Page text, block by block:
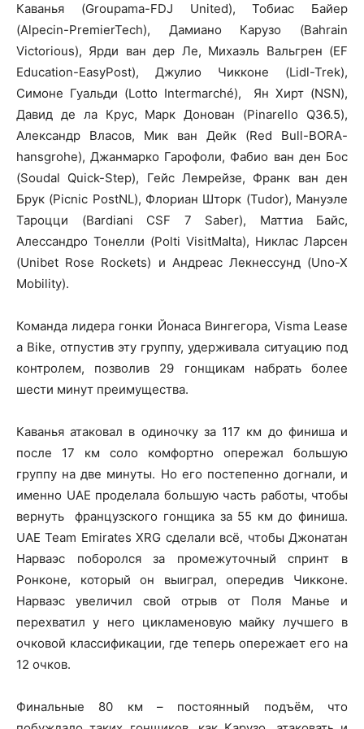
Каванья (Groupama-FDJ United), Тобиас Байер
(Alpecin-PremierTech), Дамиано Карузо (Bahrain
Victorious), Ярди ван дер Ле, Михаэль Вальгрен (EF
Education-EasyPost), Джулио Чикконе (Lidl-Trek),
Симоне Гуальди (Lotto Intermarché), Ян Хирт (NSN),
Давид де ла Крус, Марк Донован (Pinarello Q36.5),
Александр Власов, Мик ван Дейк (Red Bull-BORA-
hansgrohe), Джанмарко Гарофоли, Фабио ван ден Бос
(Soudal Quick-Step), Гейс Лемрейзе, Франк ван ден
Брук (Picnic PostNL), Флориан Шторк (Tudor), Мануэле
Тароцци (Bardiani CSF 7 Saber), Маттиа Байс,
Алессандро Тонелли (Polti VisitMalta), Никлас Ларсен
(Unibet Rose Rockets) и Андреас Лекнессунд (Uno-X
Mobility).
Команда лидера гонки Йонаса Вингегора, Visma Lease
a Bike, отпустив эту группу, удерживала ситуацию под
контролем, позволив 29 гонщикам набрать более
шести минут преимущества.
Каванья атаковал в одиночку за 117 км до финиша и
после 17 км соло комфортно опережал большую
группу на две минуты. Но его постепенно догнали, и
именно UAE проделала большую часть работы, чтобы
вернуть французского гонщика за 55 км до финиша.
UAE Team Emirates XRG сделали всё, чтобы Джонатан
Нарваэс поборолся за промежуточный спринт в
Ронконе, который он выиграл, опередив Чикконе.
Нарваэс увеличил свой отрыв от Поля Манье и
перехватил у него цикламеновую майку лучшего в
очковой классификации, где теперь опережает его на
12 очков.
Финальные 80 км – постоянный подъём, что